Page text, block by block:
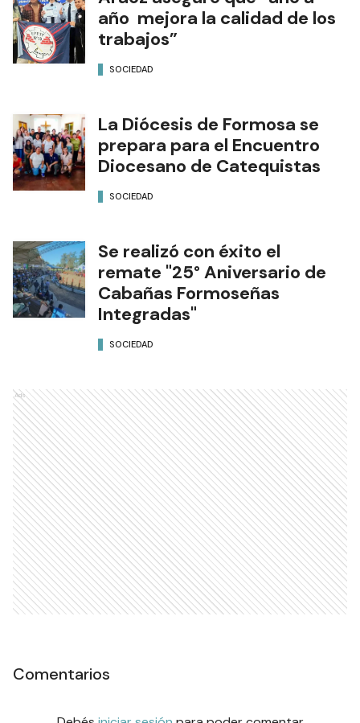
año mejora la calidad de los
trabajos”
SOCIEDAD
La Diócesis de Formosa se
prepara para el Encuentro
Diocesano de Catequistas
SOCIEDAD
Se realizó con éxito el
remate "25° Aniversario de
Cabañas Formoseñas
Integradas"
SOCIEDAD
Ads
Comentarios